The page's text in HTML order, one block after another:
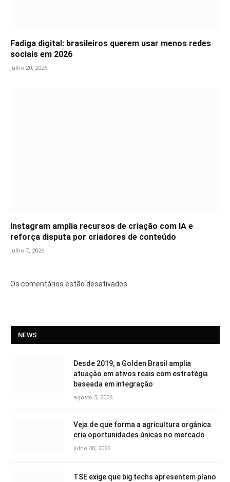
Fadiga digital: brasileiros querem usar menos redes
sociais em 2026
julho 20, 2026
Instagram amplia recursos de criação com IA e
reforça disputa por criadores de conteúdo
julho 7, 2026
Os comentários estão desativados.
NEWS
Desde 2019, a Golden Brasil amplia
atuação em ativos reais com estratégia
baseada em integração
agosto 5, 2026
Veja de que forma a agricultura orgânica
cria oportunidades únicas no mercado
julho 30, 2026
TSE exige que big techs apresentem plano